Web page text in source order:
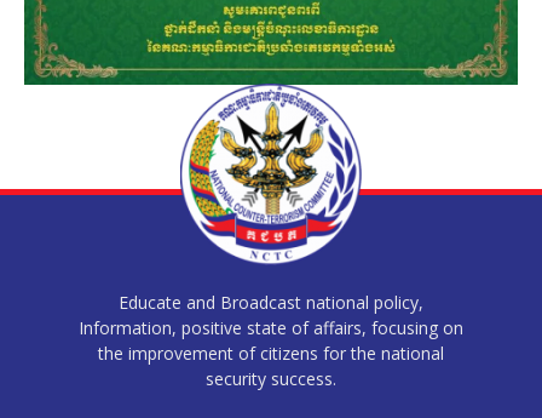
Educate and Broadcast national policy,
Information, positive state of affairs, focusing on
the improvement of citizens for the national
security success.